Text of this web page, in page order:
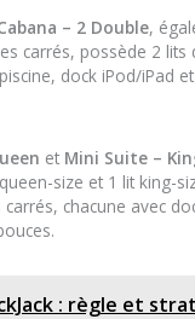
– 2 Double,
carrés, possède 2 lits
dock iPod/iPad
et Mini Suite –
size et 1 lit king-
chacune avec
: règle et